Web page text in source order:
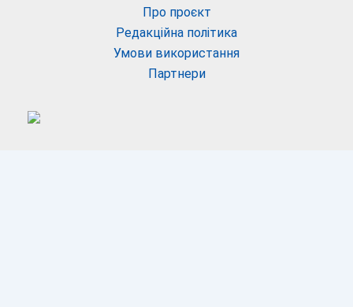
Про проєкт
Редакційна політика
Умови використання
Партнери